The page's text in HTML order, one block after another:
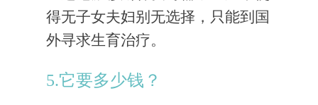
得无子女夫妇别无选择，只能到国
外寻求生育治疗。
5.它要多少钱？